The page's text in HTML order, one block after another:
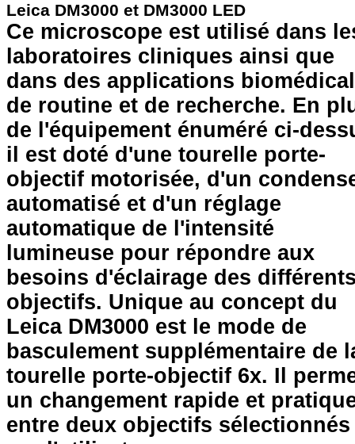
Leica DM3000 et DM3000 LED
Ce microscope est utilisé dans
laboratoires cliniques ainsi que
dans des applications
de routine et de recherche. En
de l'équipement énuméré ci-
il est doté d'une tourelle porte-
objectif motorisée, d'un
automatisé et d'un réglage
automatique de l'intensité
lumineuse pour répondre aux
besoins d'éclairage des
objectifs. Unique au concept du
Leica DM3000 est le mode de
basculement supplémentaire de
tourelle porte-objectif 6x. Il
un changement rapide et
entre deux objectifs sélectionnés